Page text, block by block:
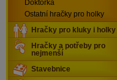
Doktorka
Ostatní hračky pro holky
Hračky pro kluky i holky
Hračky a potřeby pro
nejmenší
Stavebnice